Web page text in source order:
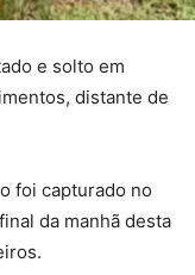
e solto em
distante de
foi capturado no
da manhã desta